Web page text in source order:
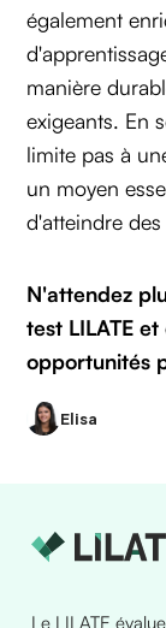
également
manière
exigeants. En
limite pas à
un moyen
d'atteindre
N'attendez
test LILATE
opportunités
Elisa
Le LILATE